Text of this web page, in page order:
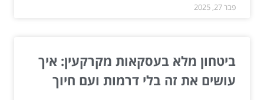
פבר 27, 2025
ביטחון מלא בעסקאות מקרקעין: איך
עושים את זה בלי דרמות ועם חיוך